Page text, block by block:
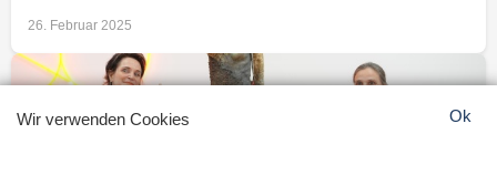
26. Februar 2025
Wir verwenden Cookies Ok